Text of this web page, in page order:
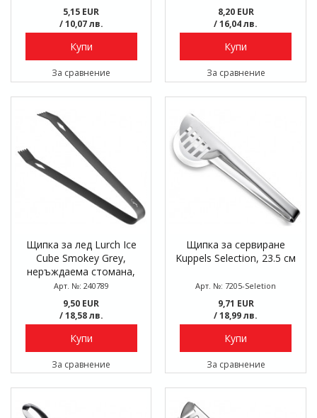
5,15 EUR
/ 10,07 лв.
Купи
За сравнение
8,20 EUR
/ 16,04 лв.
Купи
За сравнение
Щипка за лед Lurch Ice
Cube Smokey Grey,
неръждаема стомана,
16.5 см
Арт. №: 240789
9,50 EUR
/ 18,58 лв.
Купи
За сравнение
Щипка за сервиране
Kuppels Selection, 23.5 см
Арт. №: 7205-Seletion
9,71 EUR
/ 18,99 лв.
Купи
За сравнение